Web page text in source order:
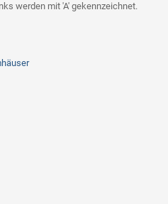
werden mit 'A' gekennzeichnet.